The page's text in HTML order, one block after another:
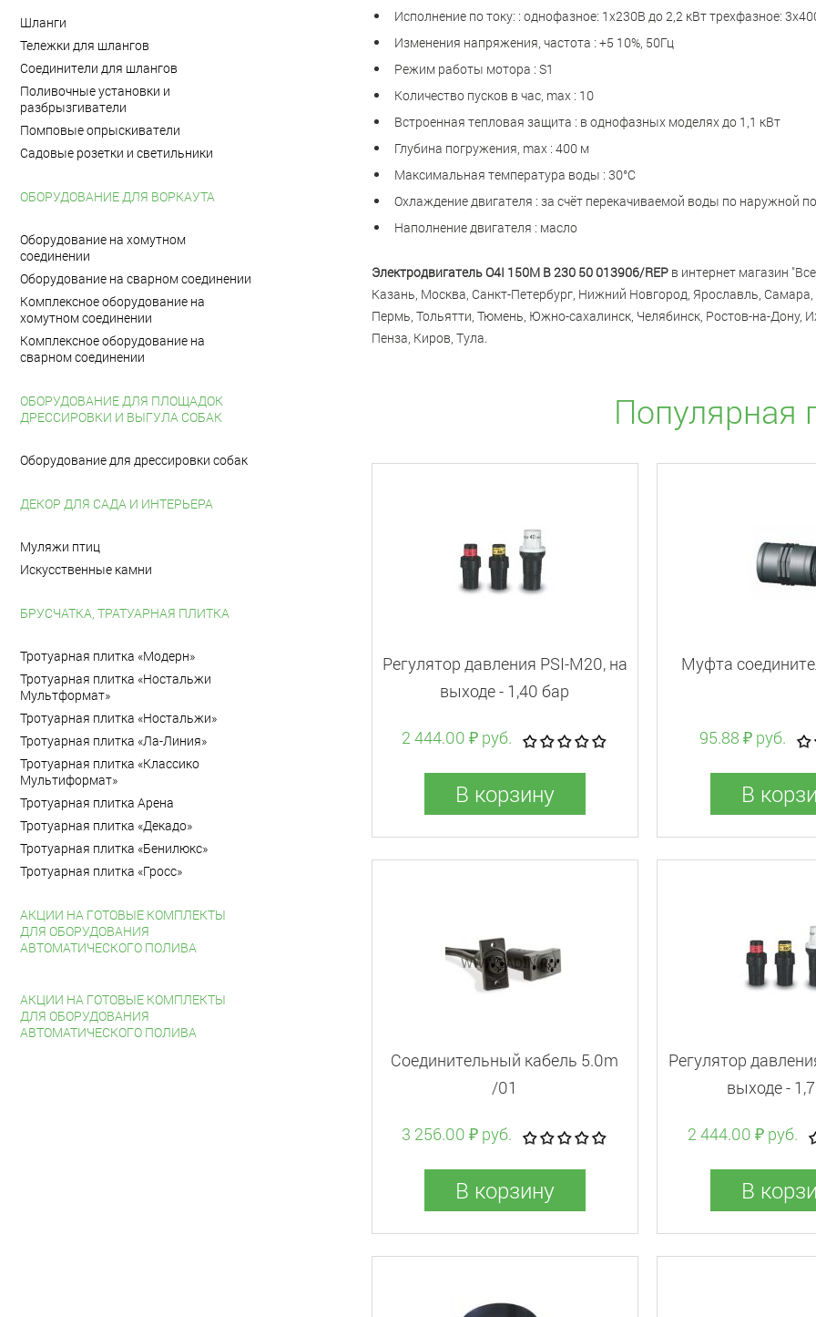
Шланги
Тележки для шлангов
Соединители для шлангов
Поливочные установки и
разбрызгиватели
Помповые опрыскиватели
Садовые розетки и светильники
ОБОРУДОВАНИЕ ДЛЯ ВОРКАУТА
Оборудование на хомутном
соединении
Оборудование на сварном соединении
Комплексное оборудование на
хомутном соединении
Комплексное оборудование на
сварном соединении
ОБОРУДОВАНИЕ ДЛЯ ПЛОЩАДОК
ДРЕССИРОВКИ И ВЫГУЛА СОБАК
Оборудование для дрессировки собак
ДЕКОР ДЛЯ САДА И ИНТЕРЬЕРА
Муляжи птиц
Искусственные камни
БРУСЧАТКА, ТРАТУАРНАЯ ПЛИТКА
Тротуарная плитка «Модерн»
Тротуарная плитка «Ностальжи
Мультформат»
Тротуарная плитка «Ностальжи»
Тротуарная плитка «Ла-Линия»
Тротуарная плитка «Классико
Мультиформат»
Тротуарная плитка Арена
Тротуарная плитка «Декадо»
Тротуарная плитка «Бенилюкс»
Тротуарная плитка «Гросс»
АКЦИИ НА ГОТОВЫЕ КОМПЛЕКТЫ
ДЛЯ ОБОРУДОВАНИЯ
АВТОМАТИЧЕСКОГО ПОЛИВА
АКЦИИ НА ГОТОВЫЕ КОМПЛЕКТЫ
ДЛЯ ОБОРУДОВАНИЯ
АВТОМАТИЧЕСКОГО ПОЛИВА
Исполнение по току: : однофазное: 1х230В до 2,2 кВт трехфазное:
Изменения напряжения, частота : +5 10%, 50Гц
Режим работы мотора : S1
Количество пусков в час, max : 10
Встроенная тепловая защита : в однофазных моделях до 1,1 кВт
Глубина погружения, max : 400 м
Максимальная температура воды : 30°С
Охлаждение двигателя : за счёт перекачиваемой воды по наружной
Наполнение двигателя : масло
Электродвигатель O4I 150M B 230 50 013906/REPв интернет магазин
Казань, Москва, Санкт-Петербург, Нижний Новгород, Ярославль,
Пермь, Тольятти, Тюмень, Южно-сахалинск, Челябинск, Ростов-на-Дону,
Пенза, Киров, Тула.
Популярная
Регулятор давления PSI-M20, на
выходе - 1,40 бар
2 444.00 ₽ руб.
В корзину
Муфта
95.88 ₽ руб.
В
Соединительный кабель 5.0m
/01
3 256.00 ₽ руб.
В корзину
Регулятор
выходе -
2 444.00 ₽ руб.
В